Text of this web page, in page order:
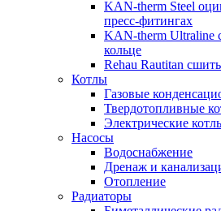
KAN-therm Steel
пресс-фитингах
KAN-therm Ultraline
кольце
Rehau Rautitan
Котлы
Газовые
Твердотопливные
Электрические
Насосы
Водоснабжение
Дренаж и
Отопление
Радиаторы